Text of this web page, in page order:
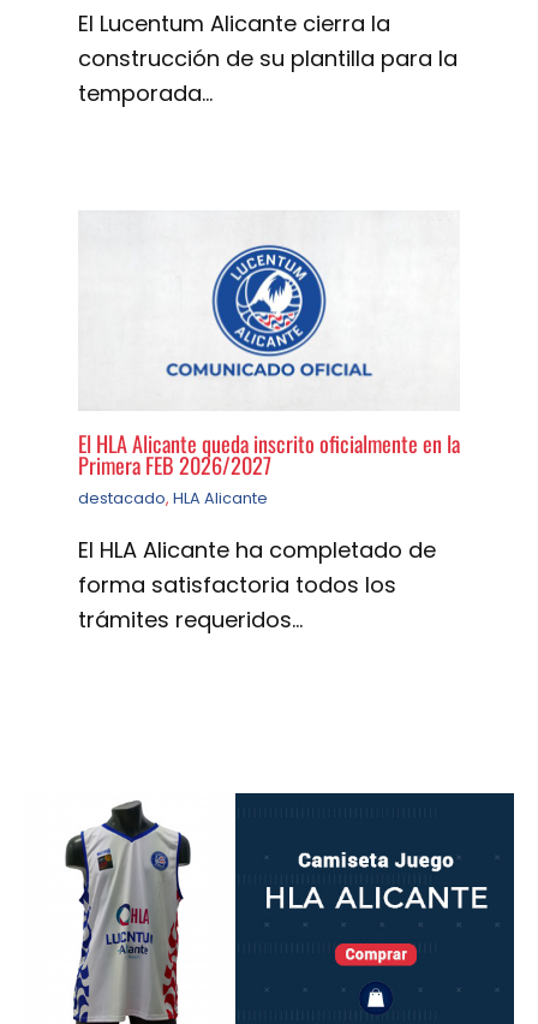
El Lucentum Alicante cierra la
construcción de su plantilla para la
temporada…
El HLA Alicante queda inscrito oficialmente en la
Primera FEB 2026/2027
destacado, HLA Alicante
El HLA Alicante ha completado de
forma satisfactoria todos los
trámites requeridos…